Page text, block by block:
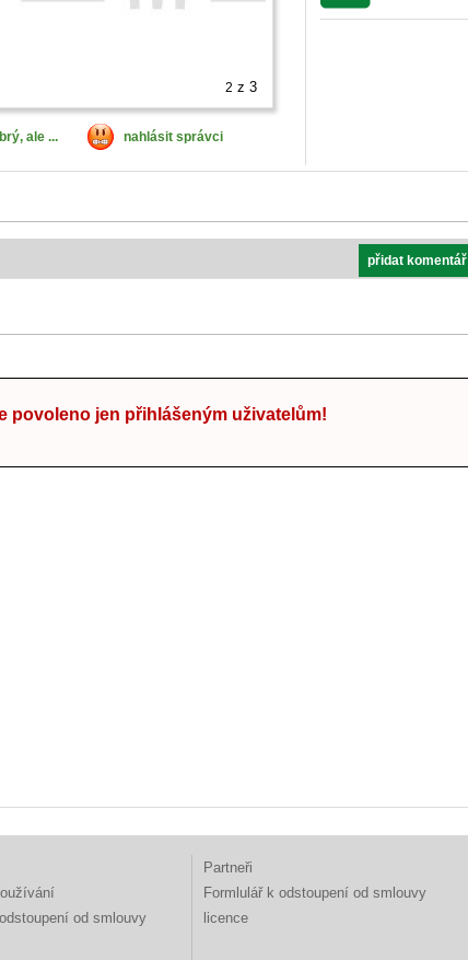
2 z 3
ale ... nahlásit správci
přidat komentář
povoleno jen přihlášeným uživatelům!
od smlouvy
Partneři
Formlulář k odstoupení od smlouvy
licence